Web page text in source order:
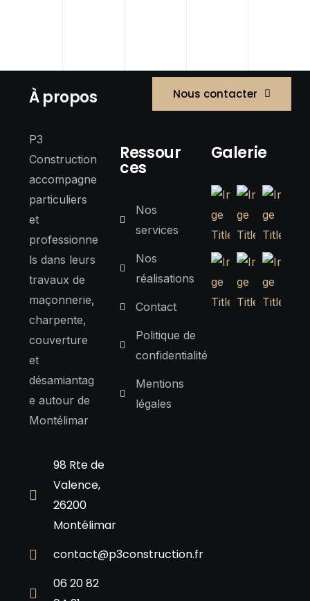
Nous contacter
À propos
P3
Construction
accompagne
particuliers
et
professionne
ls dans leurs
travaux de
maçonnerie,
charpente,
couverture
et
désamiantag
e autour de
Montélimar
98 Rte de
Valence,
26200
Montélimar
contact@p3construction.fr
06 20 82
Ressour
ces
Nos
services
Nos
réalisations
Contact
Politique de
confidentialité
Mentions
légales
Galerie